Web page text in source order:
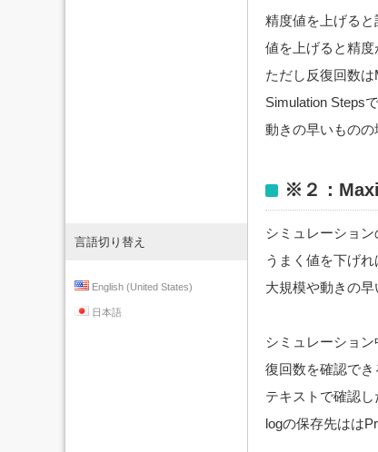
精度値を上げると
値を上げると精度
ただし反復回数
Simulation Steps
動きの早いものの
※２：
シミュレーショ
うまく値を下げ
大規模や動きの早
シミュレーション
復回数を確認でき
テキストで確認し
logの保存先はは
言語切り替え
English (United States)
日本語